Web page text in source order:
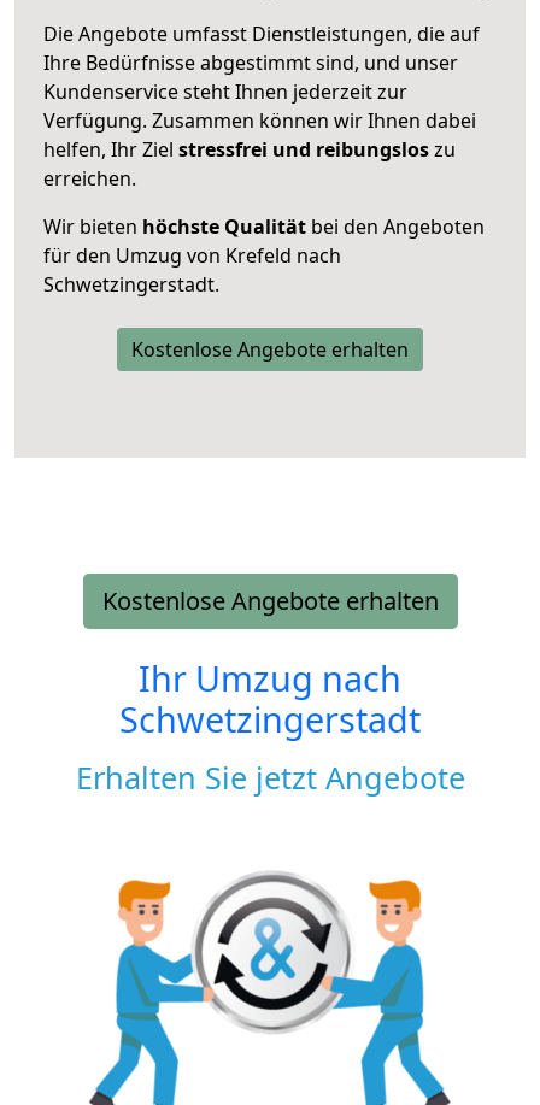
Die Angebote umfasst Dienstleistungen, die auf
Ihre Bedürfnisse abgestimmt sind, und unser
Kundenservice steht Ihnen jederzeit zur
Verfügung. Zusammen können wir Ihnen dabei
helfen, Ihr Ziel stressfrei und reibungsloszu
erreichen.
Wir bieten höchste Qualität bei den Angeboten
für den Umzug von Krefeld nach
Schwetzingerstadt.
Kostenlose Angebote erhalten
Kostenlose Angebote erhalten
Ihr Umzug nach
Schwetzingerstadt
Erhalten Sie jetzt Angebote